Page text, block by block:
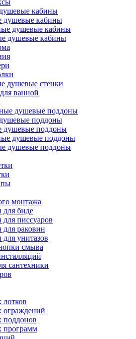
кабины
душевые кабины
душевые кабины
душевые кабины
душевые стенки
ванной
душевые поддоны
поддоны
душевые поддоны
душевые поддоны
душевые поддоны
монтажа
для биде
писсуаров
раковин
унитазов
смыва
сантехники
ограждений
поддонов
программ